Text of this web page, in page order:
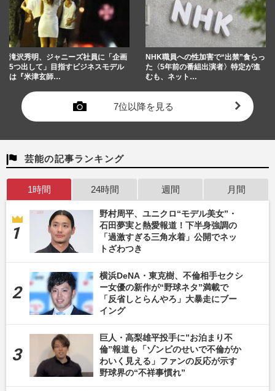
滝沢秀明、ジャニーズ社員に「企画
5つ出して」目指すビジネスモデル
は『米津玄師…
NHK職員への性加害で“出禁”食らっ
た〈5年前の番組出演者〉特定が進
むも、ネット…
7位以降を見る
芸能の記事ランキング
1時間 24時間 週間 月間
野村周平、ユニクロ“モデル美女”・
石田夢実と熱愛報道！下半身強調の
「過激すぎる三角水着」公開でネッ
トざわつき
横浜DeNA・東克樹、不倫相手セクシ
ー女優の新作が“野球ネタ”満載で
「反省しとらんやろ」大暴走にブー
イング
巨人・高梨雄平投手に”お泊まり不
倫”報道も「ゾンビのせいで不倫がか
わいく見える」ファンの反応が示す
野球界の“不祥事慣れ”